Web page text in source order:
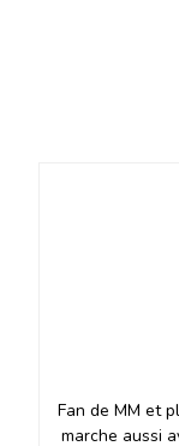
Fan de MM et
marche aussi